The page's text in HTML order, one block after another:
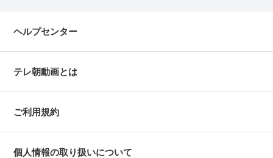
ヘルプセンター
テレ朝動画とは
ご利用規約
個人情報の取り扱いについて